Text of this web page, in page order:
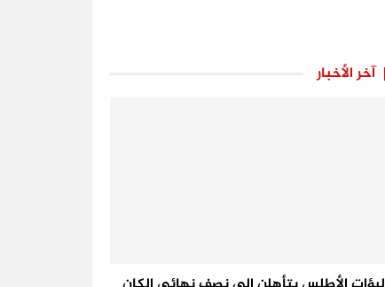
آخر الأخبار